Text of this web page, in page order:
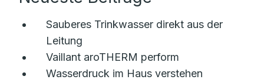
Sauberes Trinkwasser direkt aus der
Leitung
Vaillant aroTHERM perform
Wasserdruck im Haus verstehen